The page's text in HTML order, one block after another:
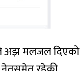
अझ मलजल दिएको